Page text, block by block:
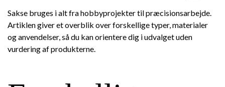
Sakse bruges i alt fra hobbyprojekter til præcisionsarbejde.
Artiklen giver et overblik over forskellige typer, materialer
og anvendelser, så du kan orientere dig i udvalget uden
vurdering af produkterne.